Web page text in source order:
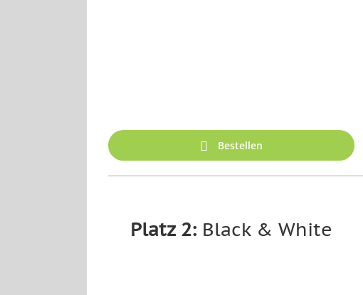
Bestellen
Platz 2:Black & White